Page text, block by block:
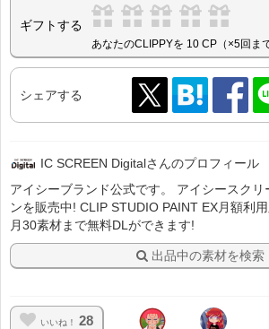
ギフトする
あなたのCLIPPYを 10 CP（×5回ま
シェアする
IC SCREEN Digitalさんのプロフィール
アイシーブランド公式です。 アイシースク
ンを販売中! CLIP STUDIO PAINT EX月額利
月30素材まで無料DLができます!
出品中の素材を検索
いいね！ 28